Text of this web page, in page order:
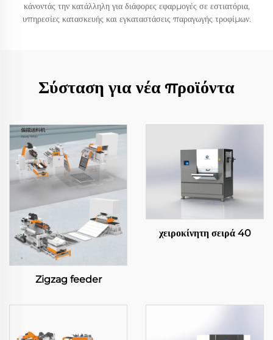
κάνοντάς την κατάλληλη για διάφορες εφαρμογές σε εστιατόρια,
υπηρεσίες κατασκευής και εγκαταστάσεις παραγωγής τροφίμων.
Σύσταση για νέα προϊόντα
Zigzag feeder
χειροκίνητη σειρά 40